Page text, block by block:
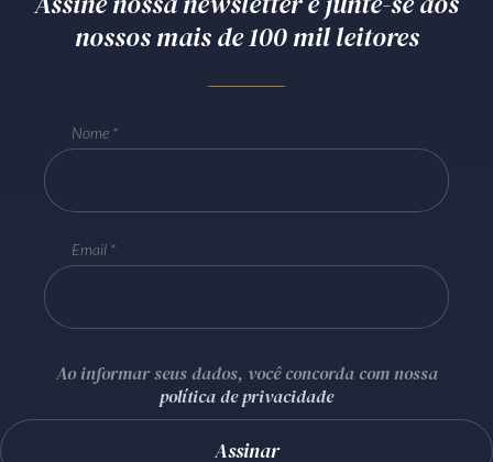
nossos mais de 100 mil leitores
Nome
Email
Ao informar seus dados, você concorda com nossa
política de privacidade